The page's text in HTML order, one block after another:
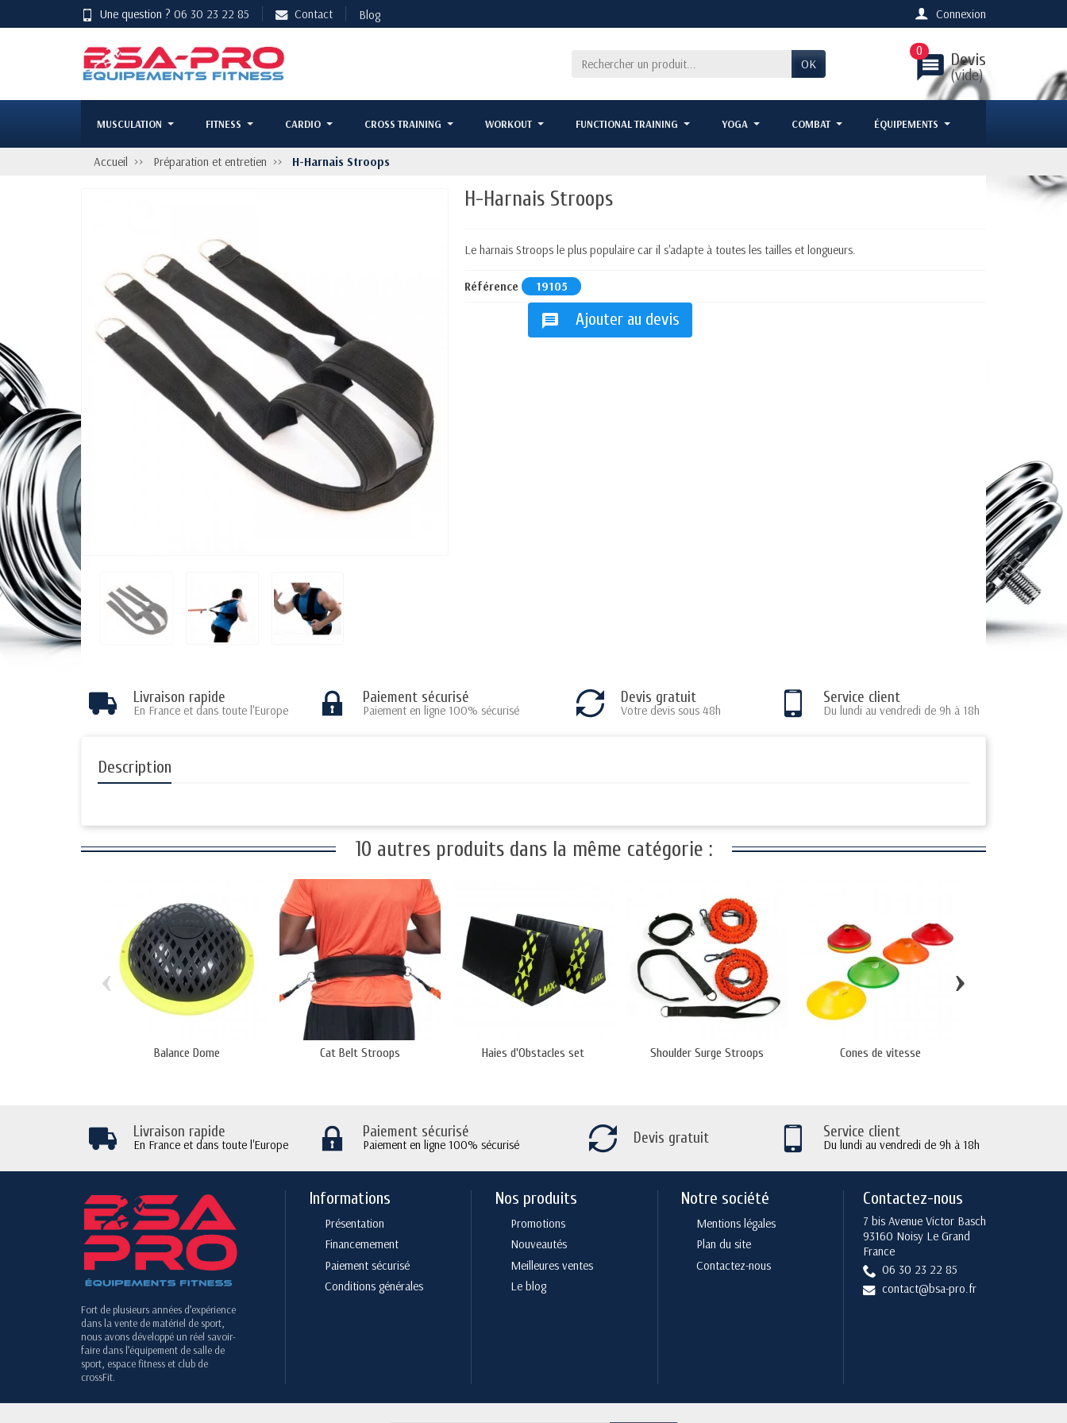
Une question ? 06 30 23 22 85 Contact Blog Connexion
OK message Devis
(vide)
0
MUSCULATION FITNESS CARDIO CROSS TRAINING WORKOUT FUNCTIONAL TRAINING YOGA COMBAT ÉQUIPEMENTS
Accueil Préparation et entretien H-Harnais Stroops
H-Harnais Stroops
Le harnais Stroops le plus populaire car il s'adapte à toutes les tailles et longueurs.
Référence 19105
message Ajouter au devis
Livraison rapide
En France et dans toute l'Europe
Paiement sécurisé
Paiement en ligne 100% sécurisé
Devis gratuit
Votre devis sous 48h
Service client
Du lundi au vendredi de 9h à 18h
Description
10 autres produits dans la même catégorie :
Balance Dome Cat Belt Stroops Haies d'Obstacles set Shoulder Surge Stroops Cones de vitesse
‹ ›
Livraison rapide
En France et dans toute l'Europe
Paiement sécurisé
Paiement en ligne 100% sécurisé Devis gratuit Service client
Du lundi au vendredi de 9h à 18h
Fort de plusieurs années d’expérience
dans la vente de matériel de sport,
nous avons développé un réel savoir-
faire dans l’équipement de salle de
sport, espace fitness et club de
crossFit.
Informations
Présentation
Financemement
Paiement sécurisé
Conditions générales
Nos produits
Promotions
Nouveautés
Meilleures ventes
Le blog
Notre société
Mentions légales
Plan du site
Contactez-nous
Contactez-nous
7 bis Avenue Victor Basch
93160 Noisy Le Grand
France
06 30 23 22 85
contact@bsa-pro.fr